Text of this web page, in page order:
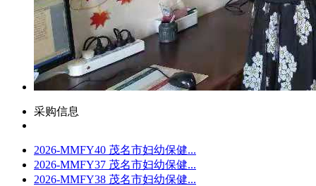
采购信息
2026-MMFY40 茂名市妇幼保健...
2026-MMFY37 茂名市妇幼保健...
2026-MMFY38 茂名市妇幼保健...